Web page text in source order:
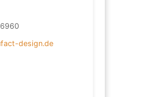
design.de